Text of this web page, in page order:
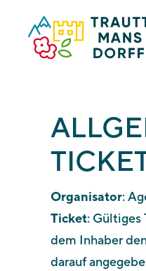
Organisator:
Ticket: Gültiges
dem Inhaber
darauf